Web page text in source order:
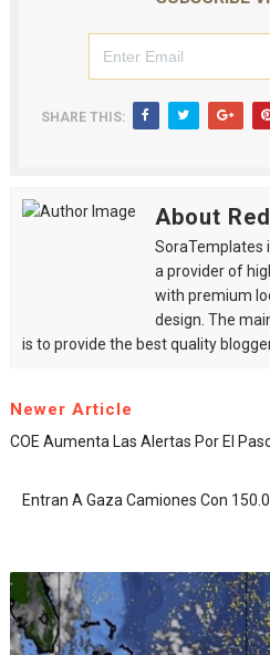
SHARE THIS:
About
SoraTemplates
a provider of
with premium
design. The
is to provide the best quality
Newer Article
COE Aumenta Las Alertas Por El
Entran A Gaza Camiones Con